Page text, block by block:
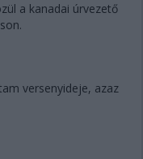
a kanadai úrvezető
versenyideje, azaz